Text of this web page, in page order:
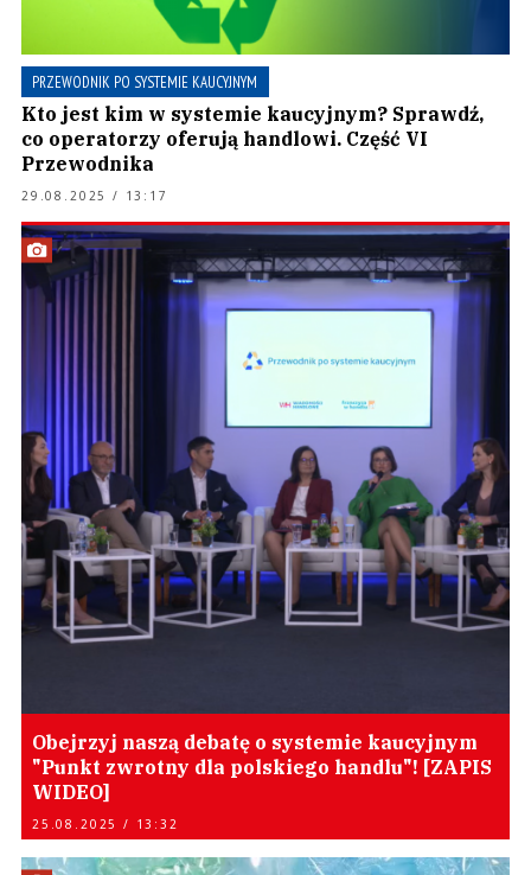
PRZEWODNIK PO SYSTEMIE KAUCYJNYM
Kto jest kim w systemie kaucyjnym? Sprawdź,
co operatorzy oferują handlowi. Część VI
Przewodnika
29.08.2025 / 13:17
Obejrzyj naszą debatę o systemie kaucyjnym
"Punkt zwrotny dla polskiego handlu"! [ZAPIS
WIDEO]
25.08.2025 / 13:32